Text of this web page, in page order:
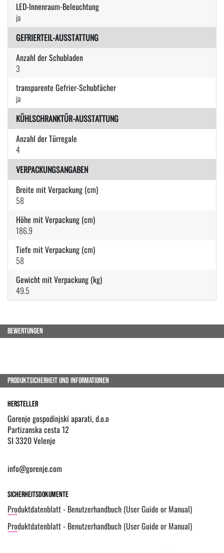
LED-Innenraum-Beleuchtung
ja
GEFRIERTEIL-AUSSTATTUNG
Anzahl der Schubladen
3
transparente Gefrier-Schubfächer
ja
KÜHLSCHRANKTÜR-AUSSTATTUNG
Anzahl der Türregale
4
VERPACKUNGSANGABEN
Breite mit Verpackung (cm)
58
Höhe mit Verpackung (cm)
186.9
Tiefe mit Verpackung (cm)
58
Gewicht mit Verpackung (kg)
49.5
BEWERTUNGEN
PRODUKTSICHERHEIT UND INFORMATIONEN
Hersteller
Gorenje gospodinjski aparati, d.o.o
Partizanska cesta 12
SI 3320 Velenje
info@gorenje.com
Sicherheitsdokumente
Produktdatenblatt - Benutzerhandbuch (User Guide or Manual)
Produktdatenblatt - Benutzerhandbuch (User Guide or Manual)